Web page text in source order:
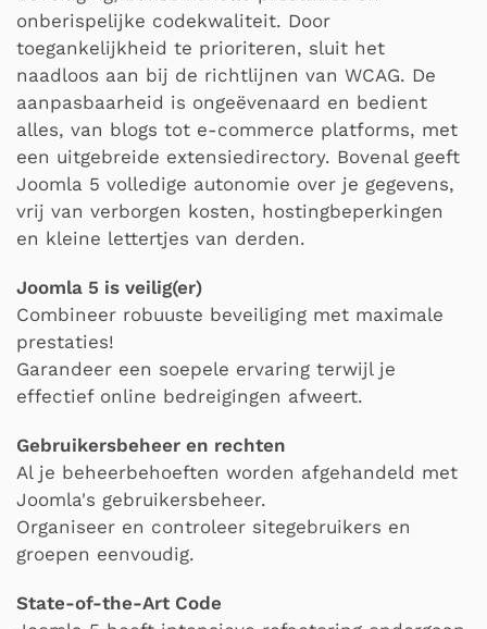
onberispelijke codekwaliteit. Door
toegankelijkheid te prioriteren, sluit het
naadloos aan bij de richtlijnen van WCAG. De
aanpasbaarheid is ongeëvenaard en bedient
alles, van blogs tot e-commerce platforms, met
een uitgebreide extensiedirectory. Bovenal geeft
Joomla 5 volledige autonomie over je gegevens,
vrij van verborgen kosten, hostingbeperkingen
en kleine lettertjes van derden.
Joomla 5 is veilig(er)
Combineer robuuste beveiliging met maximale
prestaties!
Garandeer een soepele ervaring terwijl je
effectief online bedreigingen afweert.
Gebruikersbeheer en rechten
Al je beheerbehoeften worden afgehandeld met
Joomla's gebruikersbeheer.
Organiseer en controleer sitegebruikers en
groepen eenvoudig.
State-of-the-Art Code